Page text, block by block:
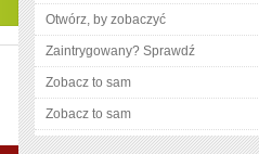
RETIRE
EARLY)
Otwórz, by zobaczyć
Zaintrygowany? Sprawdź
Zobacz to sam
Zobacz to sam